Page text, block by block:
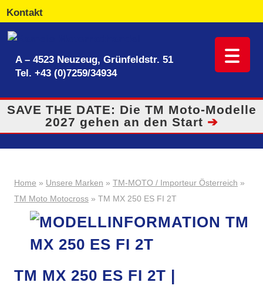
Kontakt
A – 4523 Neuzeug, Grünfeldstr. 51
Tel.+43 (0)7259/34934
SAVE THE DATE: Die TM Moto-Modelle
2027 gehen an den Start ➔
Home » Unsere Marken » TM-MOTO / Importeur Österreich »
TM Moto Motocross» TM MX 250 ES FI 2T
TM MX 250 ES FI 2T |